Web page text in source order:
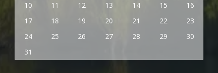
10
11 12 13 14 15
16
17
18 19 20 21 22
23
24
25 26 27 28 29
30
31